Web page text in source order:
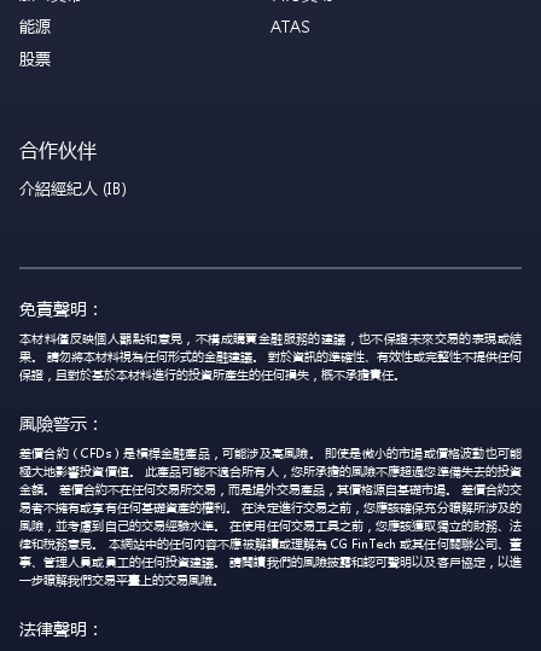
能源
股票
ATAS
合作伙伴
介紹經紀人 (IB)
免責聲明：
本材料僅反映個人觀點和意見，不構成購買金融服務的建議，也不保證未來交易的表現或結
果。 請勿將本材料視為任何形式的金融建議。 對於資訊的準確性、有效性或完整性不提供任何
保證，且對於基於本材料進行的投資所產生的任何損失，概不承擔責任。
風險警示：
差價合約（CFDs）是槓桿金融產品，可能涉及高風險。 即使是微小的市場或價格波動也可能
極大地影響投資價值。 此產品可能不適合所有人，您所承擔的風險不應超過您準備失去的投資
金額。 差價合約不在任何交易所交易，而是場外交易產品，其價格源自基礎市場。 差價合約交
易者不擁有或享有任何基礎資產的權利。 在決定進行交易之前，您應該確保充分瞭解所涉及的
風險，並考慮到自己的交易經驗水準。 在使用任何交易工具之前，您應該獲取獨立的財務、法
律和稅務意見。 本網站中的任何內容不應被解讀或理解為 CG FinTech 或其任何關聯公司、董
事、管理人員或員工的任何投資建議。 請閱讀我們的風險披露和認可聲明以及客戶協定，以進
一步瞭解我們交易平臺上的交易風險。
法律聲明：